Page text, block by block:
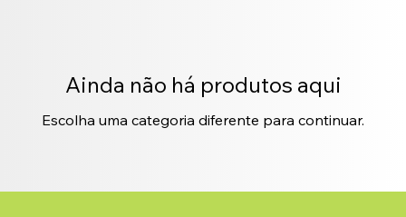
Ainda não há produtos aqui
Escolha uma categoria diferente para continuar.